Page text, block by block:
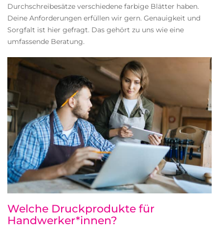
Durchschreibesätze verschiedene farbige Blätter haben.
Deine Anforderungen erfüllen wir gern. Genauigkeit und
Sorgfalt ist hier gefragt. Das gehört zu uns wie eine
umfassende Beratung.
Welche Druckprodukte für
Handwerker*innen?